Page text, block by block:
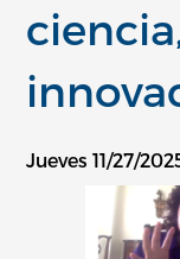
Jueves 11/27/